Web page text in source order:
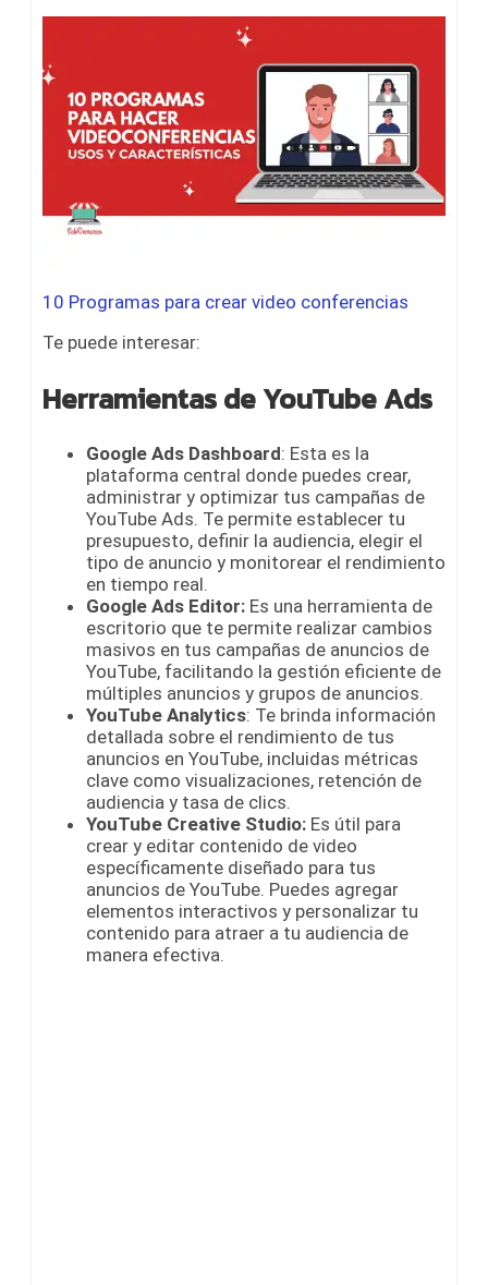
10 Programas para crear video conferencias
Te puede interesar:
Herramientas de YouTube Ads
Google Ads Dashboard: Esta es la
plataforma central donde puedes crear,
administrar y optimizar tus campañas de
YouTube Ads. Te permite establecer tu
presupuesto, definir la audiencia, elegir el
tipo de anuncio y monitorear el rendimiento
en tiempo real.
Google Ads Editor: Es una herramienta de
escritorio que te permite realizar cambios
masivos en tus campañas de anuncios de
YouTube, facilitando la gestión eficiente de
múltiples anuncios y grupos de anuncios.
YouTube Analytics: Te brinda información
detallada sobre el rendimiento de tus
anuncios en YouTube, incluidas métricas
clave como visualizaciones, retención de
audiencia y tasa de clics.
YouTube Creative Studio: Es útil para
crear y editar contenido de video
específicamente diseñado para tus
anuncios de YouTube. Puedes agregar
elementos interactivos y personalizar tu
contenido para atraer a tu audiencia de
manera efectiva.